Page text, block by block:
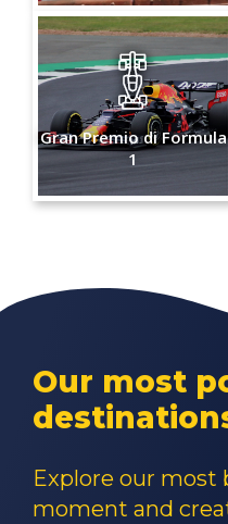
Gran Premio di Formula
1
Our most
Explore our most
moment and